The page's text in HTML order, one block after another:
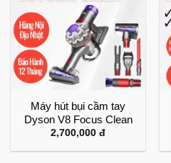
Máy hút bụi cầm tay
Dyson V8 Focus Clean
2,700,000 đ